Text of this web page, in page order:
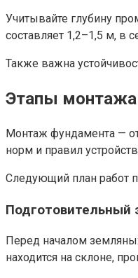
Учитывайте глубину
составляет 1,2–1,5 м, в
Также важна
Этапы
Монтаж фундамента —
норм и правил
Следующий план работ
Подготовительный
Перед началом
находится на склоне,